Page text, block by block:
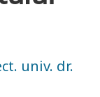
univ. dr.